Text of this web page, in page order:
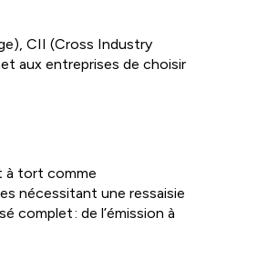
CII (Cross Industry
aux entreprises de choisir
à tort comme
nécessitant une ressaisie
complet : de l’émission à